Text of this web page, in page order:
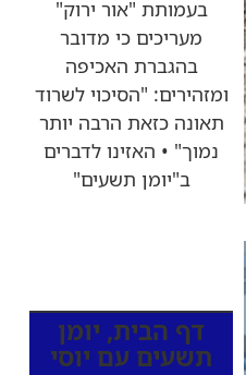
בעמותת "אור ירוק"
מעריכים כי מדובר
בהגברת האכיפה
ומזהירים: "הסיכוי לשרוד
תאונה כזאת הרבה יותר
נמוך" • האזינו לדברים
ב"יומן תשעים"
דף הבית, יומן
תשעים עם יוסי